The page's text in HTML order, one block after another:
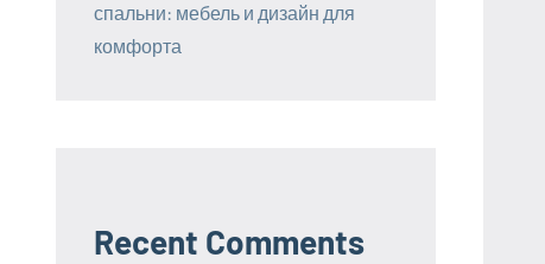
спальни: мебель и дизайн для
комфорта
Recent Comments